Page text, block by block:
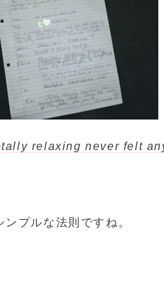
relaxing never felt
プルな法則ですね。